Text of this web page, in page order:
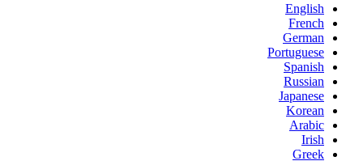
English
French
German
Portuguese
Spanish
Russian
Japanese
Korean
Arabic
Irish
Greek